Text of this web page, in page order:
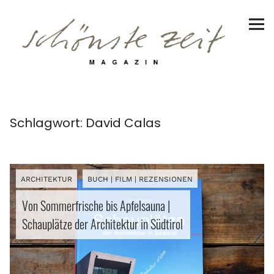
Reiseziele
Genuss
Erlebnisse
FacebookInstagram
PinterestBlueskyThreads
Schlagwort: David Calas
ARCHITEKTUR BUCH | FILM | REZENSIONEN
Von Sommerfrische bis Apfelsauna |
Schauplätze der Architektur in Südtirol